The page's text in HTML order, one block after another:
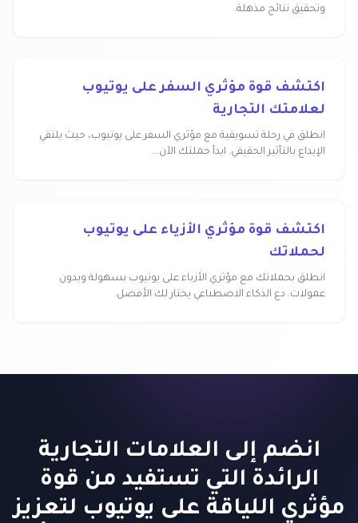
وتحقيق نتائج مذهلة.
اكتشف قوة مؤثري السفر على يوتيوب
لعلامتك التجارية
انطلق في رحلة تسويقية مع مؤثري السفر على يوتيوب، حيث يلتقي
الإبداع بالتأثير الحقيقي. ابدأ حملتك الآن...
اكتشف قوة مؤثري الأزياء على يوتيوب
لحملاتك
انطلق بحملاتك مع مؤثري الأزياء على يوتيوب بسهولة وبدون
عمولات. دع الذكاء الاصطناعي يختار لك الأفضل.
انضم إلى العلامات التجارية
الرائدة التي تستفيد من قوة
مؤثري اللياقة على يوتيوب لتعزيز